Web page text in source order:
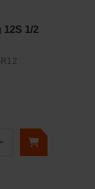
1/2